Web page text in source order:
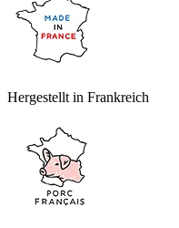
Hergestellt in Frankreich